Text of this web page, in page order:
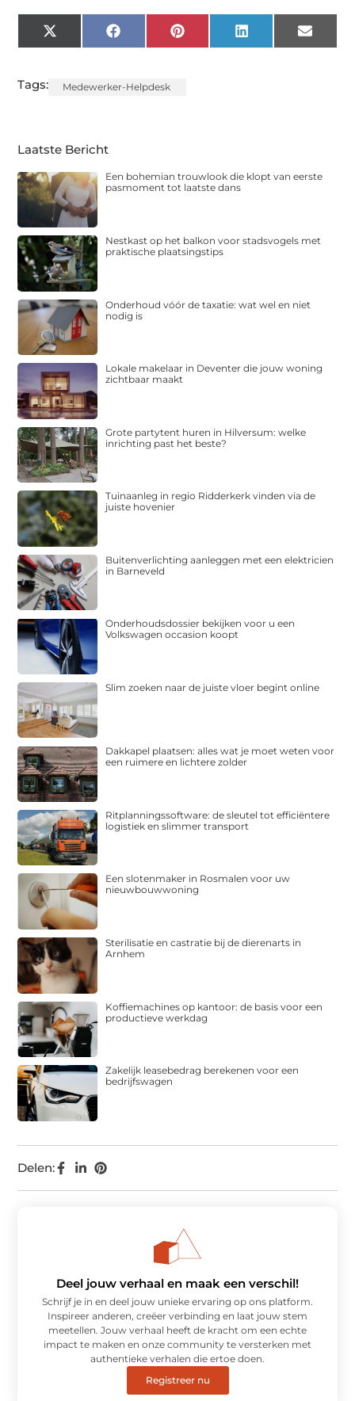
X
(Twitter)
FacebookPinterest LinkedIn Email
Tags: Medewerker-Helpdesk
Delen:
Laatste Bericht
Een bohemian trouwlook die klopt van eerste
pasmoment tot laatste dans
Nestkast op het balkon voor stadsvogels met
praktische plaatsingstips
Onderhoud vóór de taxatie: wat wel en niet
nodig is
Lokale makelaar in Deventer die jouw woning
zichtbaar maakt
Grote partytent huren in Hilversum: welke
inrichting past het beste?
Tuinaanleg in regio Ridderkerk vinden via de
juiste hovenier
Buitenverlichting aanleggen met een elektricien
in Barneveld
Onderhoudsdossier bekijken voor u een
Volkswagen occasion koopt
Slim zoeken naar de juiste vloer begint online
Dakkapel plaatsen: alles wat je moet weten voor
een ruimere en lichtere zolder
Ritplanningssoftware: de sleutel tot efficiëntere
logistiek en slimmer transport
Een slotenmaker in Rosmalen voor uw
nieuwbouwwoning
Sterilisatie en castratie bij de dierenarts in
Arnhem
Koffiemachines op kantoor: de basis voor een
productieve werkdag
Zakelijk leasebedrag berekenen voor een
bedrijfswagen
Deel jouw verhaal en maak een verschil!
Schrijf je in en deel jouw unieke ervaring op ons platform.
Inspireer anderen, creëer verbinding en laat jouw stem
meetellen. Jouw verhaal heeft de kracht om een echte
impact te maken en onze community te versterken met
authentieke verhalen die ertoe doen.
Registreer nu